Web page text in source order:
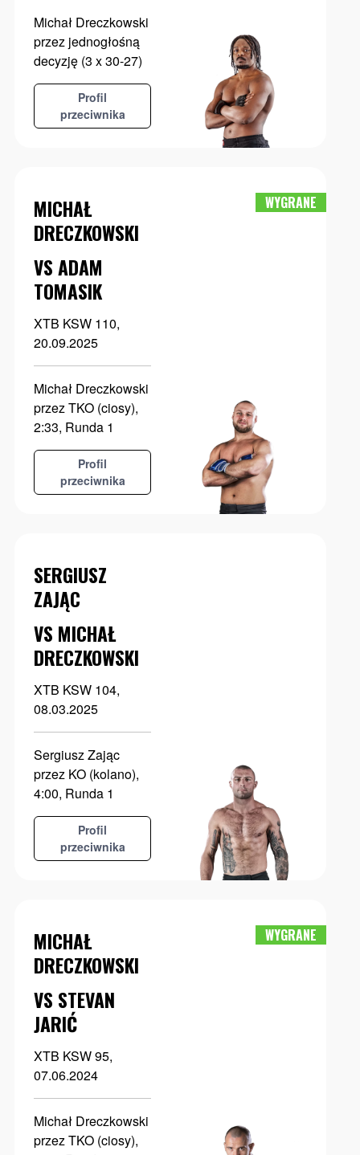
Michał Dreczkowski
przez jednogłośną
decyzję (3 x 30-27)
Profil
przeciwnika
MICHAŁ
DRECZKOWSKI
VS ADAM
TOMASIK
XTB KSW 110,
20.09.2025
Michał Dreczkowski
przez TKO (ciosy),
2:33, Runda 1
Profil
przeciwnika
WYGRANE
SERGIUSZ
ZAJĄC
VS MICHAŁ
DRECZKOWSKI
XTB KSW 104,
08.03.2025
Sergiusz Zając
przez KO (kolano),
4:00, Runda 1
Profil
przeciwnika
MICHAŁ
DRECZKOWSKI
VS STEVAN
JARIĆ
XTB KSW 95,
07.06.2024
Michał Dreczkowski
przez TKO (ciosy),
WYGRANE